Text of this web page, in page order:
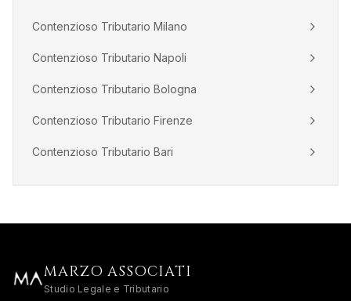
Contenzioso Tributario Milano
Contenzioso Tributario Napoli
Contenzioso Tributario Bologna
Contenzioso Tributario Firenze
Contenzioso Tributario Bari
MARZO ASSOCIATI
Studio Legale e Tributario